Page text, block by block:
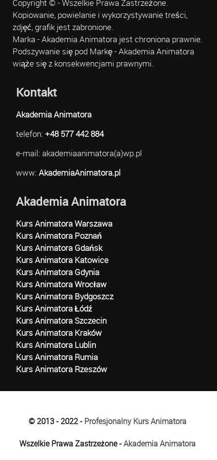
Copyright © - Wszelkie Prawa Zastrzeżone.
Kopiowanie, powielanie i wykorzystywanie treści,
zdjęć, grafik jest zabronione.
Marka - Akademia Animatora jest chroniona prawnie.
Podszywanie się pod Markę - Akademia Animatora
wiąże się z konsekwencjami prawnymi.
Kontakt
Akademia Animatora
telefon: +48 577 442 884
e-mail: akademiaanimatora(a)wp.pl
www: AkademiaAnimatora.pl
Akademia Animatora
Kurs Animatora Warszawa
Kurs Animatora Poznań
Kurs Animatora Gdańsk
Kurs Animatora Katowice
Kurs Animatora Gdynia
Kurs Animatora Wrocław
Kurs Animatora Bydgoszcz
Kurs Animatora Łódź
Kurs Animatora Szczecin
Kurs Animatora Kraków
Kurs Animatora Lublin
Kurs Animatora Rumia
Kurs Animatora Rzeszów
© 2013 - 2022 - Profesjonalny Kurs Animatora
Wszelkie Prawa Zastrzeżone -Akademia Animatora